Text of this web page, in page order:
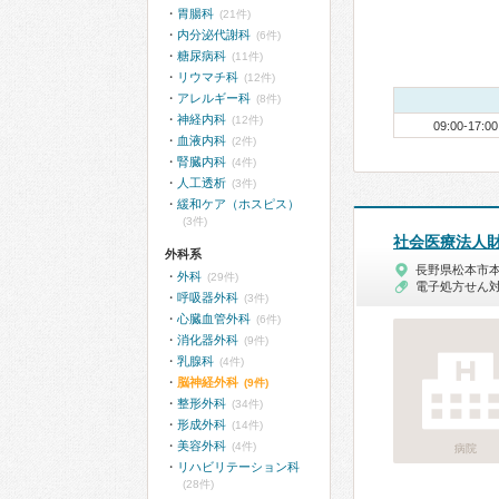
09:00-17:00
社会医療法人
長野県松本市
電子処方せん
病院
胃腸科 (21件)
内分泌代謝科 (6件)
糖尿病科 (11件)
リウマチ科 (12件)
アレルギー科 (8件)
神経内科 (12件)
血液内科 (2件)
腎臓内科 (4件)
人工透析 (3件)
緩和ケア（ホスピス）
(3件)
外科系
外科 (29件)
呼吸器外科 (3件)
心臓血管外科 (6件)
消化器外科 (9件)
乳腺科 (4件)
脳神経外科 (9件)
整形外科 (34件)
形成外科 (14件)
美容外科 (4件)
リハビリテーション科
(28件)